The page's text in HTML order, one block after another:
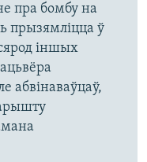
пра бомбу на
прызямліцца ў
іншых
абвінаваўцаў,